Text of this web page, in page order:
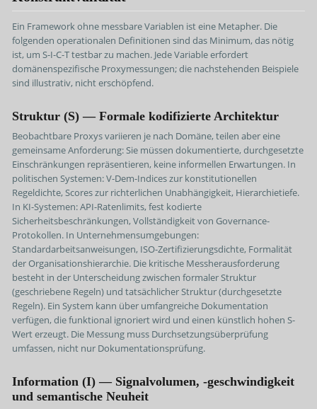
Ein Framework ohne messbare Variablen ist eine Metapher. Die
folgenden operationalen Definitionen sind das Minimum, das nötig
ist, um S-I-C-T testbar zu machen. Jede Variable erfordert
domänenspezifische Proxymessungen; die nachstehenden Beispiele
sind illustrativ, nicht erschöpfend.
Struktur (S) — Formale kodifizierte Architektur
Beobachtbare Proxys variieren je nach Domäne, teilen aber eine
gemeinsame Anforderung: Sie müssen dokumentierte, durchgesetzte
Einschränkungen repräsentieren, keine informellen Erwartungen. In
politischen Systemen: V-Dem-Indices zur konstitutionellen
Regeldichte, Scores zur richterlichen Unabhängigkeit, Hierarchietiefe.
In KI-Systemen: API-Ratenlimits, fest kodierte
Sicherheitsbeschränkungen, Vollständigkeit von Governance-
Protokollen. In Unternehmensumgebungen:
Standardarbeitsanweisungen, ISO-Zertifizierungsdichte, Formalität
der Organisationshierarchie. Die kritische Messherausforderung
besteht in der Unterscheidung zwischen formaler Struktur
(geschriebene Regeln) und tatsächlicher Struktur (durchgesetzte
Regeln). Ein System kann über umfangreiche Dokumentation
verfügen, die funktional ignoriert wird und einen künstlich hohen S-
Wert erzeugt. Die Messung muss Durchsetzungsüberprüfung
umfassen, nicht nur Dokumentationsprüfung.
Information (I) — Signalvolumen, -geschwindigkeit
und semantische Neuheit